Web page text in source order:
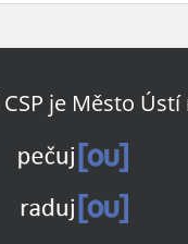
je Město